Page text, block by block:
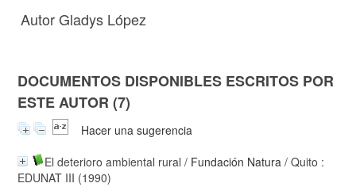
Autor Gladys López
DOCUMENTOS DISPONIBLES ESCRITOS POR
ESTE AUTOR (7)
Hacer una sugerencia
El deterioro ambiental rural / Fundación Natura / Quito :
EDUNAT III (1990)